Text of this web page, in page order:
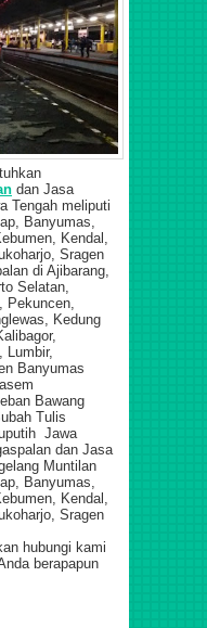
dan Jasa
Tengah meliputi
Banyumas,
Kendal,
Sragen
di Ajibarang,
Selatan,
Pekuncen,
Kedung
Lumbir,
Banyumas
Bawang
Tulis
Jawa
dan Jasa
Muntilan
Banyumas,
Kendal,
Sragen
hubungi kami
berapapun